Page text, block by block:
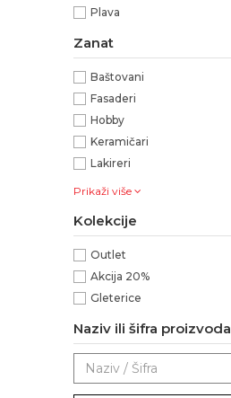
Plava
Zanat
Baštovani
Fasaderi
Hobby
Keramičari
Lakireri
Prikaži više
Kolekcije
Outlet
Akcija 20%
Gleterice
Naziv ili šifra proizvoda